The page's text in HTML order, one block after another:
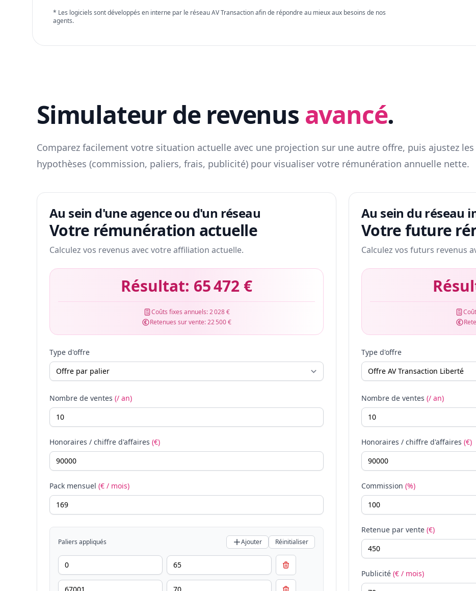
* Les logiciels sont développés en interne par le réseau AV Transaction afin de répondre au mieux aux besoins de nos
agents.
Simulateur de revenus avancé.
Comparez facilement votre situation actuelle avec une projection sur une autre offre, puis ajustez les
hypothèses (commission, paliers, frais, publicité) pour visualiser votre rémunération annuelle nette.
Au sein d'une agence ou d'un réseau
Votre rémunération actuelle
Calculez vos revenus avec votre affiliation actuelle.
Résultat: 65 472 €
Coûts fixes annuels:2 028 €
Retenues sur vente:22 500 €
Type d'offre
Nombre de ventes (/ an)
Honoraires / chiffre d'affaires (€)
Pack mensuel (€ / mois)
Paliers appliqués Ajouter Réinitialiser
Au sein du réseau
Votre future
Calculez vos futurs revenus
Type d'offre
Nombre de ventes (/ an)
Honoraires / chiffre d'affaires (€)
Commission (%)
Retenue par vente (€)
Publicité (€ / mois)